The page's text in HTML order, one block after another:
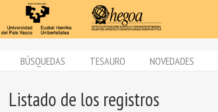
BÚSQUEDAS TESAURO NOVEDADES
Listado de los registros